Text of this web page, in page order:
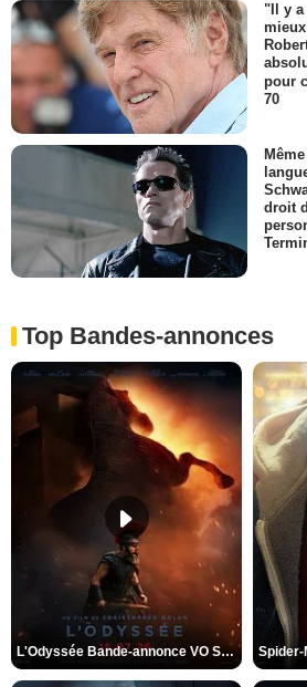
"Il y a
pour
70
droit
Top Bandes-annonces
L'Odyssée Bande-annonce VO STFR